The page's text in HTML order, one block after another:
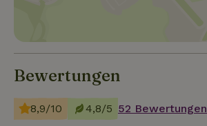
Bewertungen
8,9/10 4,8/5 52 Bewertungen